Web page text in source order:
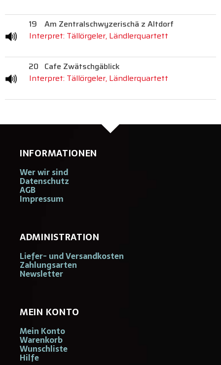
19
Am Zentralschwyzerischä z Altdorf
Interpret: Tällörgeler, Ländlerquartett
20 Cafe Zwätschgäblick
Interpret: Tällörgeler, Ländlerquartett
INFORMATIONEN
Wer wir sind
Datenschutz
AGB
Impressum
ADMINISTRATION
Liefer- und Versandkosten
Zahlungsarten
Newsletter
MEIN KONTO
Mein Konto
Warenkorb
Wunschliste
Hilfe